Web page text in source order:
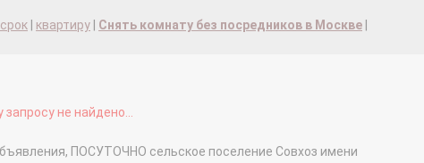
квартиру Снять комнату без посредников в Москве
не найдено...
ПОСУТОЧНО сельское поселение Совхоз имени